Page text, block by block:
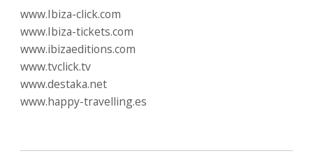
www.Ibiza-click.com
www.Ibiza-tickets.com
www.ibizaeditions.com
www.tvclick.tv
www.destaka.net
www.happy-travelling.es